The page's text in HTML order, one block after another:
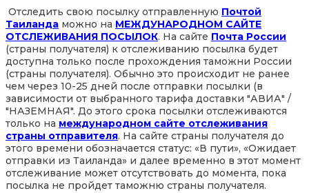
Отследить свою посылку отправленную Почтой
Таиланда можно на МЕЖДУНАРОДНОМ САЙТЕ
ОТСЛЕЖИВАНИЯ ПОСЫЛОК. На сайте Почта России
(страны получателя) к отслеживанию посылка будет
доступна только после прохождения таможни России
(страны получателя). Обычно это происходит не ранее
чем через 10-25 дней после отправки посылки (в
зависимости от выбранного тарифа доставки "АВИА" /
"НАЗЕМНАЯ". До этого срока посылки отслеживаются
только на международном сайте отслеживания
страны отправителя. На сайте страны получателя до
этого времени обозначается статус: «В пути», «Ожидает
отправки из Таиланда» и далее временно в этот момент
отслеживание может отсутствовать до момента, пока
посылка не пройдет таможню страны получателя.